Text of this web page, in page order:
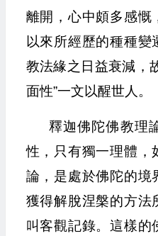
離開，心中頗多感慨
以來所經歷的種種變
教法緣之日益衰減，
面性”一文以醒世人。
釋迦佛陀佛教理
性，只有獨一理體，
論，是處於佛陀的境
獲得解脫涅槃的方法
叫客觀記錄。這樣的